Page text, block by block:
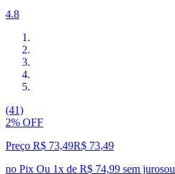
4.8
(41)
2% OFF
Preço R$ 73,49R$ 73,49
no Pix Ou 1x de R$ 74,99 sem jurosou